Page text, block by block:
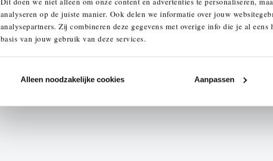
analyseren op de juiste manier. Ook delen we informatie over jouw
analysepartners. Zij combineren deze gegevens met overige info die je al
basis van jouw gebruik van deze services.
Alleen noodzakelijke cookies Aanpassen